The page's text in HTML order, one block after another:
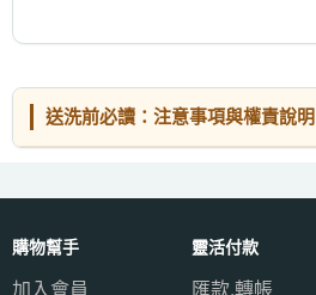
送洗前必讀：注意事項與權責說明
購物幫手
加入會員
靈活付款
匯款.轉帳